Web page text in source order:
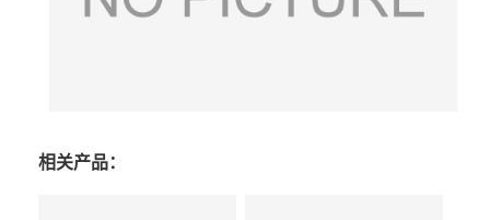
相关产品：